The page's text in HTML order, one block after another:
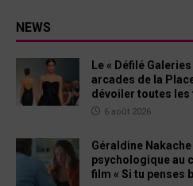
NEWS
Le « Défilé
arcades de la
dévoiler toutes les
6 août 2026
Géraldine
psychologique au
film « Si tu penses